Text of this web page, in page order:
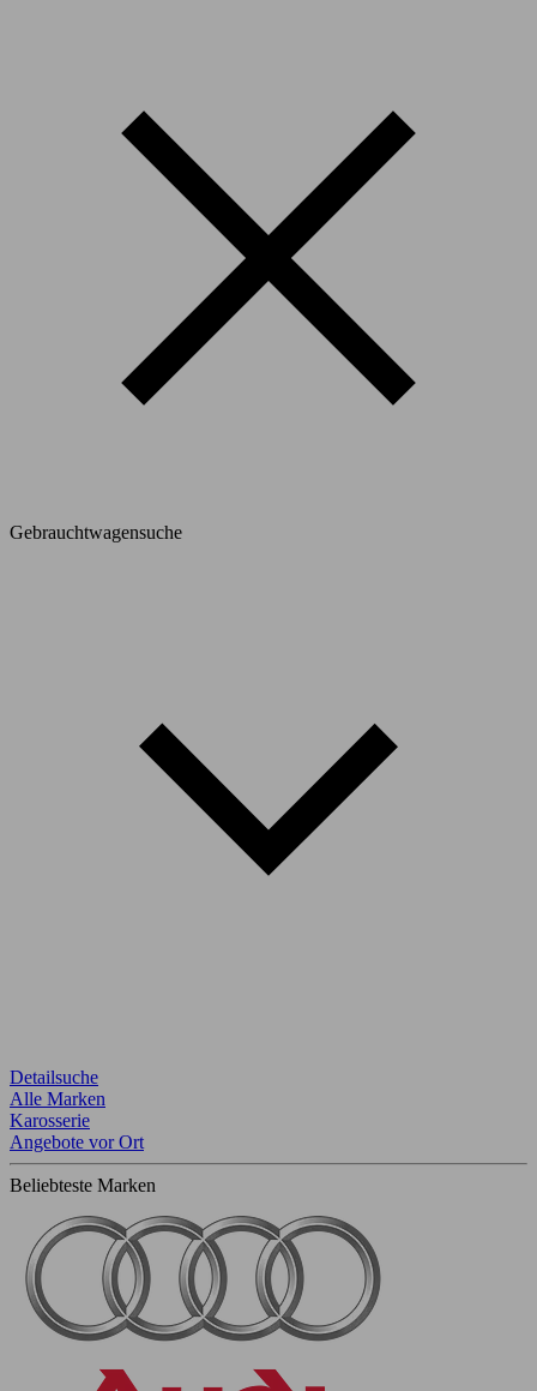
Gebrauchtwagensuche
Detailsuche
Alle Marken
Karosserie
Angebote vor Ort
Beliebteste Marken